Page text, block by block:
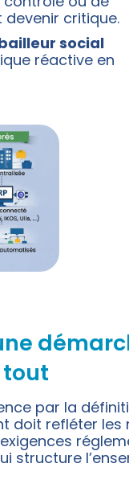
critique.
social
réactive en
par la
doit refléter les
structure